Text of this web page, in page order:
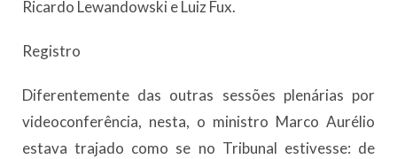
Ricardo Lewandowski e Luiz Fux.
Registro
Diferentemente das outras sessões plenárias por
videoconferência, nesta, o ministro Marco Aurélio
estava trajado como se no Tribunal estivesse: de